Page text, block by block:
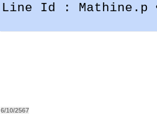
Line Id : Mathine.p ❤
6/10/2567